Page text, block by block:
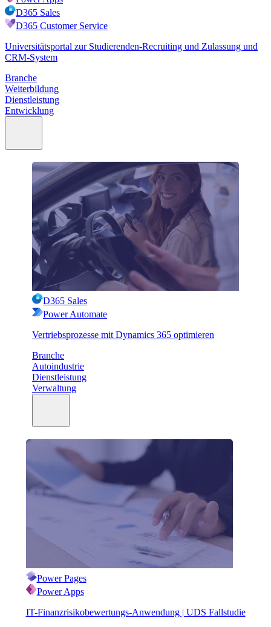
D365 Sales
D365 Customer Service
Universitätsportal zur Studierenden-Recruiting und Zulassung und
CRM-System
Branche
Weiterbildung
Dienstleistung
Entwicklung
D365 Sales
Power Automate
Vertriebsprozesse mit Dynamics 365 optimieren
Branche
Autoindustrie
Dienstleistung
Verwaltung
Power Pages
Power Apps
IT-Finanzrisikobewertungs-Anwendung | UDS Fallstudie